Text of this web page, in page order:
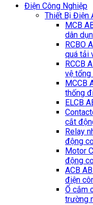
Điện Công Nghiệp
Thiết Bị Điện
MCB
dân
RCBO
quá tải
RCCB
vệ tổng
MCCB
thống
ELCB
cắt
Relay
động
Motor
động
ACB
điện
Ổ cắm
trường